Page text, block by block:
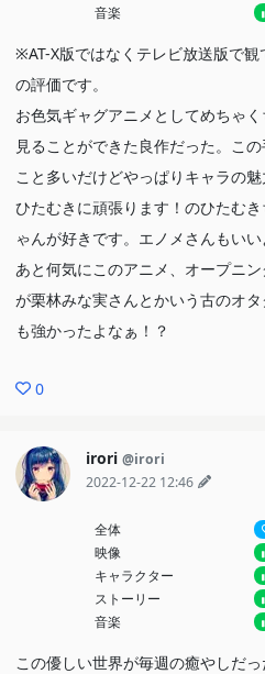
音楽
※AT-X版ではなくテレビ放送版で
の評価です。
お色気ギャグアニメとしてめちゃ
見ることができた良作だった。こ
こと多いだけどやっぱりキャラの
ひたむきに頑張ります！のひたむ
ゃんが好きです。エノメさんもいい
あと何気にこのアニメ、オープニ
が栗林みな実さんとかいう古のオ
も強かったよなぁ！？
0
irori @irori
2022-12-22 12:46
全体
映像
キャラクター
ストーリー
音楽
この優しい世界が毎週の癒やしだっ